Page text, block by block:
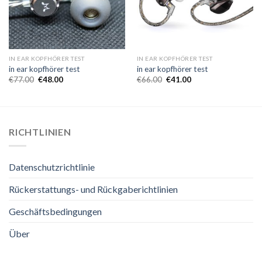
IN EAR KOPFHÖRER TEST
in ear kopfhörer test
€77.00 €48.00
IN EAR KOPFHÖRER TEST
in ear kopfhörer test
€66.00 €41.00
RICHTLINIEN
Datenschutzrichtlinie
Rückerstattungs- und Rückgaberichtlinien
Geschäftsbedingungen
Über